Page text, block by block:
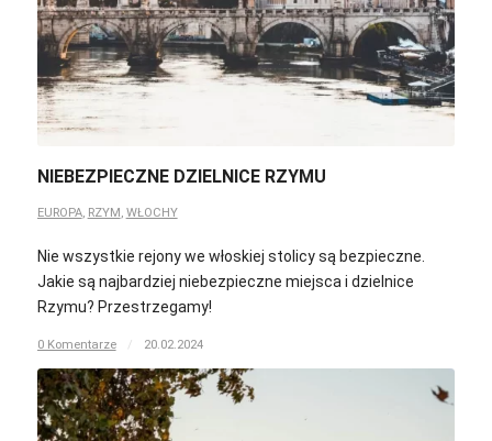
NIEBEZPIECZNE DZIELNICE RZYMU
EUROPA, RZYM WŁOCHY
Nie wszystkie rejony we włoskiej stolicy są bezpieczne.
Jakie są najbardziej niebezpieczne miejsca i dzielnice
Rzymu? Przestrzegamy!
0 Komentarze / 20.02.2024